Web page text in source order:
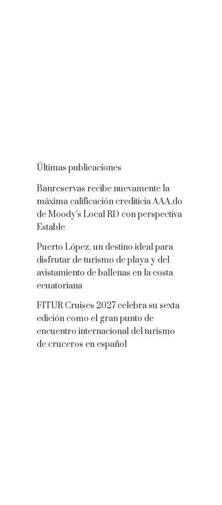
Últimas publicaciones
Banreservas recibe nuevamente la
máxima calificación crediticia AAA.do
de Moody’s Local RD con perspectiva
Estable
Puerto López, un destino ideal para
disfrutar de turismo de playa y del
avistamiento de ballenas en la costa
ecuatoriana
FITUR Cruises 2027 celebra su sexta
edición como el gran punto de
encuentro internacional del turismo
de cruceros en español